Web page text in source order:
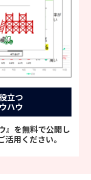
立つ
ハウ
』を無料で公開し
用ください。